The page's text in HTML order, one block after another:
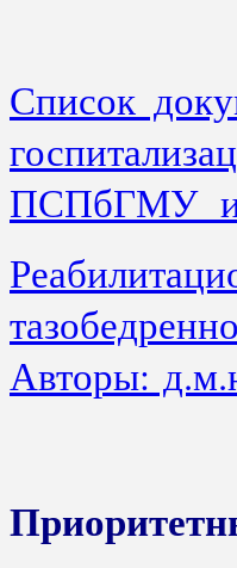
Список
ПСПбГМУ
Авторы: